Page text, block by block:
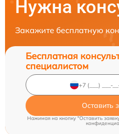
Нужна
Закажите бесплатную
Бесплатная
специалистом
Оставить
Нажимая на кнопку "Оставить